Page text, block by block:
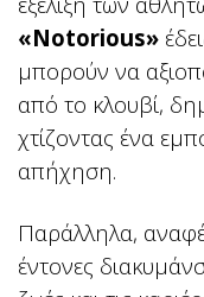
«Notorious»
μπορούν να
από το κλουβί,
χτίζοντας ένα
απήχηση.
Παράλληλα,
έντονες